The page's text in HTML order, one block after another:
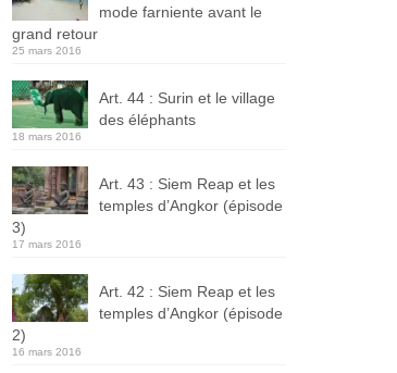
mode farniente avant le
grand retour
25 mars 2016
Art. 44 : Surin et le village
des éléphants
18 mars 2016
Art. 43 : Siem Reap et les
temples d’Angkor (épisode
3)
17 mars 2016
Art. 42 : Siem Reap et les
temples d’Angkor (épisode
2)
16 mars 2016